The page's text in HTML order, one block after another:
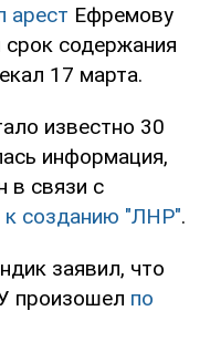
арест Ефремову
содержания
17 марта.
известно 30
информация,
в связи с
к созданию "ЛНР".
заявил, что
произошел по